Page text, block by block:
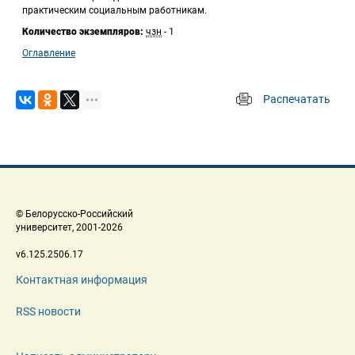
практическим социальным работникам.
Количество экземпляров: чзн - 1
Оглавление
Распечатать
© Белорусско-Российский
университет, 2001-2026
v6.125.2506.17
Контактная информация
RSS новости